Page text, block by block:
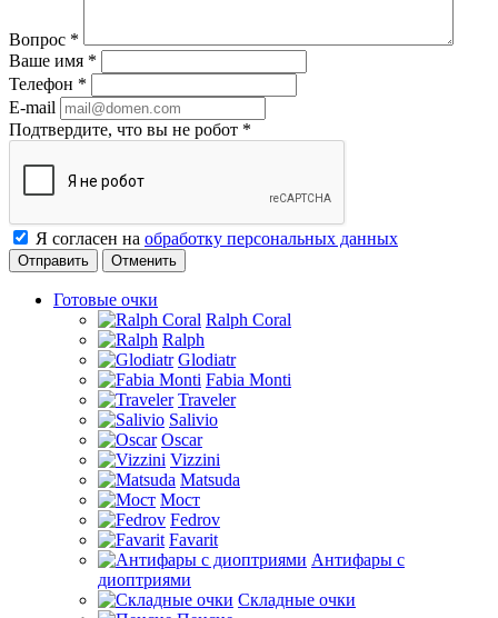
Вопрос *
Ваше имя *
Телефон *
E-mail
Подтвердите, что вы не робот *
Я согласен на обработку персональных данных
Отменить
Готовые очки
Ralph Coral
Ralph
Glodiatr
Fabia Monti
Traveler
Salivio
Oscar
Vizzini
Matsuda
Мост
Fedrov
Favarit
Антифары с
диоптриями
Складные очки